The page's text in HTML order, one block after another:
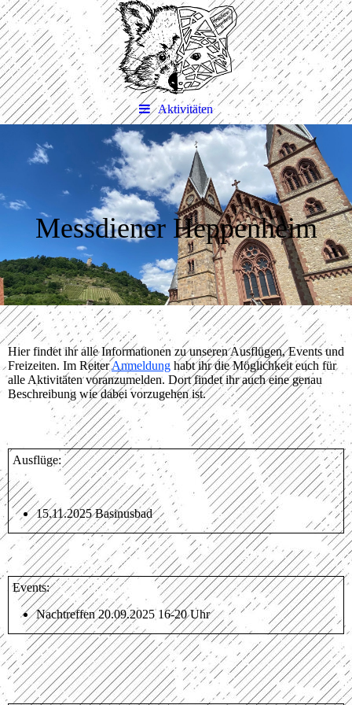
Aktivitäten
Messdiener Heppenheim
Hier findet ihr alle Informationen zu unseren Ausflügen, Events und
Freizeiten. Im ReiterAnmeldung habt ihr die Möglichkeit euch für
alle Aktivitäten voranzumelden. Dort findet ihr auch eine genau
Beschreibung wie dabei vorzugehen ist.
Ausflüge:
15.11.2025 Basinusbad
Events:
Nachtreffen 20.09.2025 16-20 Uhr